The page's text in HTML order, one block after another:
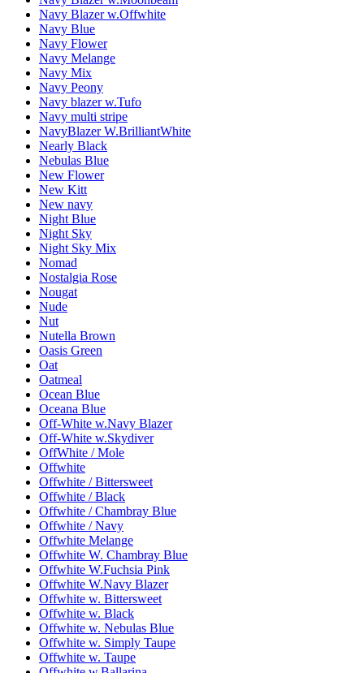
Navy Blazer w.Offwhite
Navy Blue
Navy Flower
Navy Melange
Navy Mix
Navy Peony
Navy blazer w.Tufo
Navy multi stripe
NavyBlazer W.BrilliantWhite
Nearly Black
Nebulas Blue
New Flower
New Kitt
New navy
Night Blue
Night Sky
Night Sky Mix
Nomad
Nostalgia Rose
Nougat
Nude
Nut
Nutella Brown
Oasis Green
Oat
Oatmeal
Ocean Blue
Oceana Blue
Off-White w.Navy Blazer
Off-White w.Skydiver
OffWhite / Mole
Offwhite
Offwhite / Bittersweet
Offwhite / Black
Offwhite / Chambray Blue
Offwhite / Navy
Offwhite Melange
Offwhite W. Chambray Blue
Offwhite W.Fuchsia Pink
Offwhite W.Navy Blazer
Offwhite w. Bittersweet
Offwhite w. Black
Offwhite w. Nebulas Blue
Offwhite w. Simply Taupe
Offwhite w. Taupe